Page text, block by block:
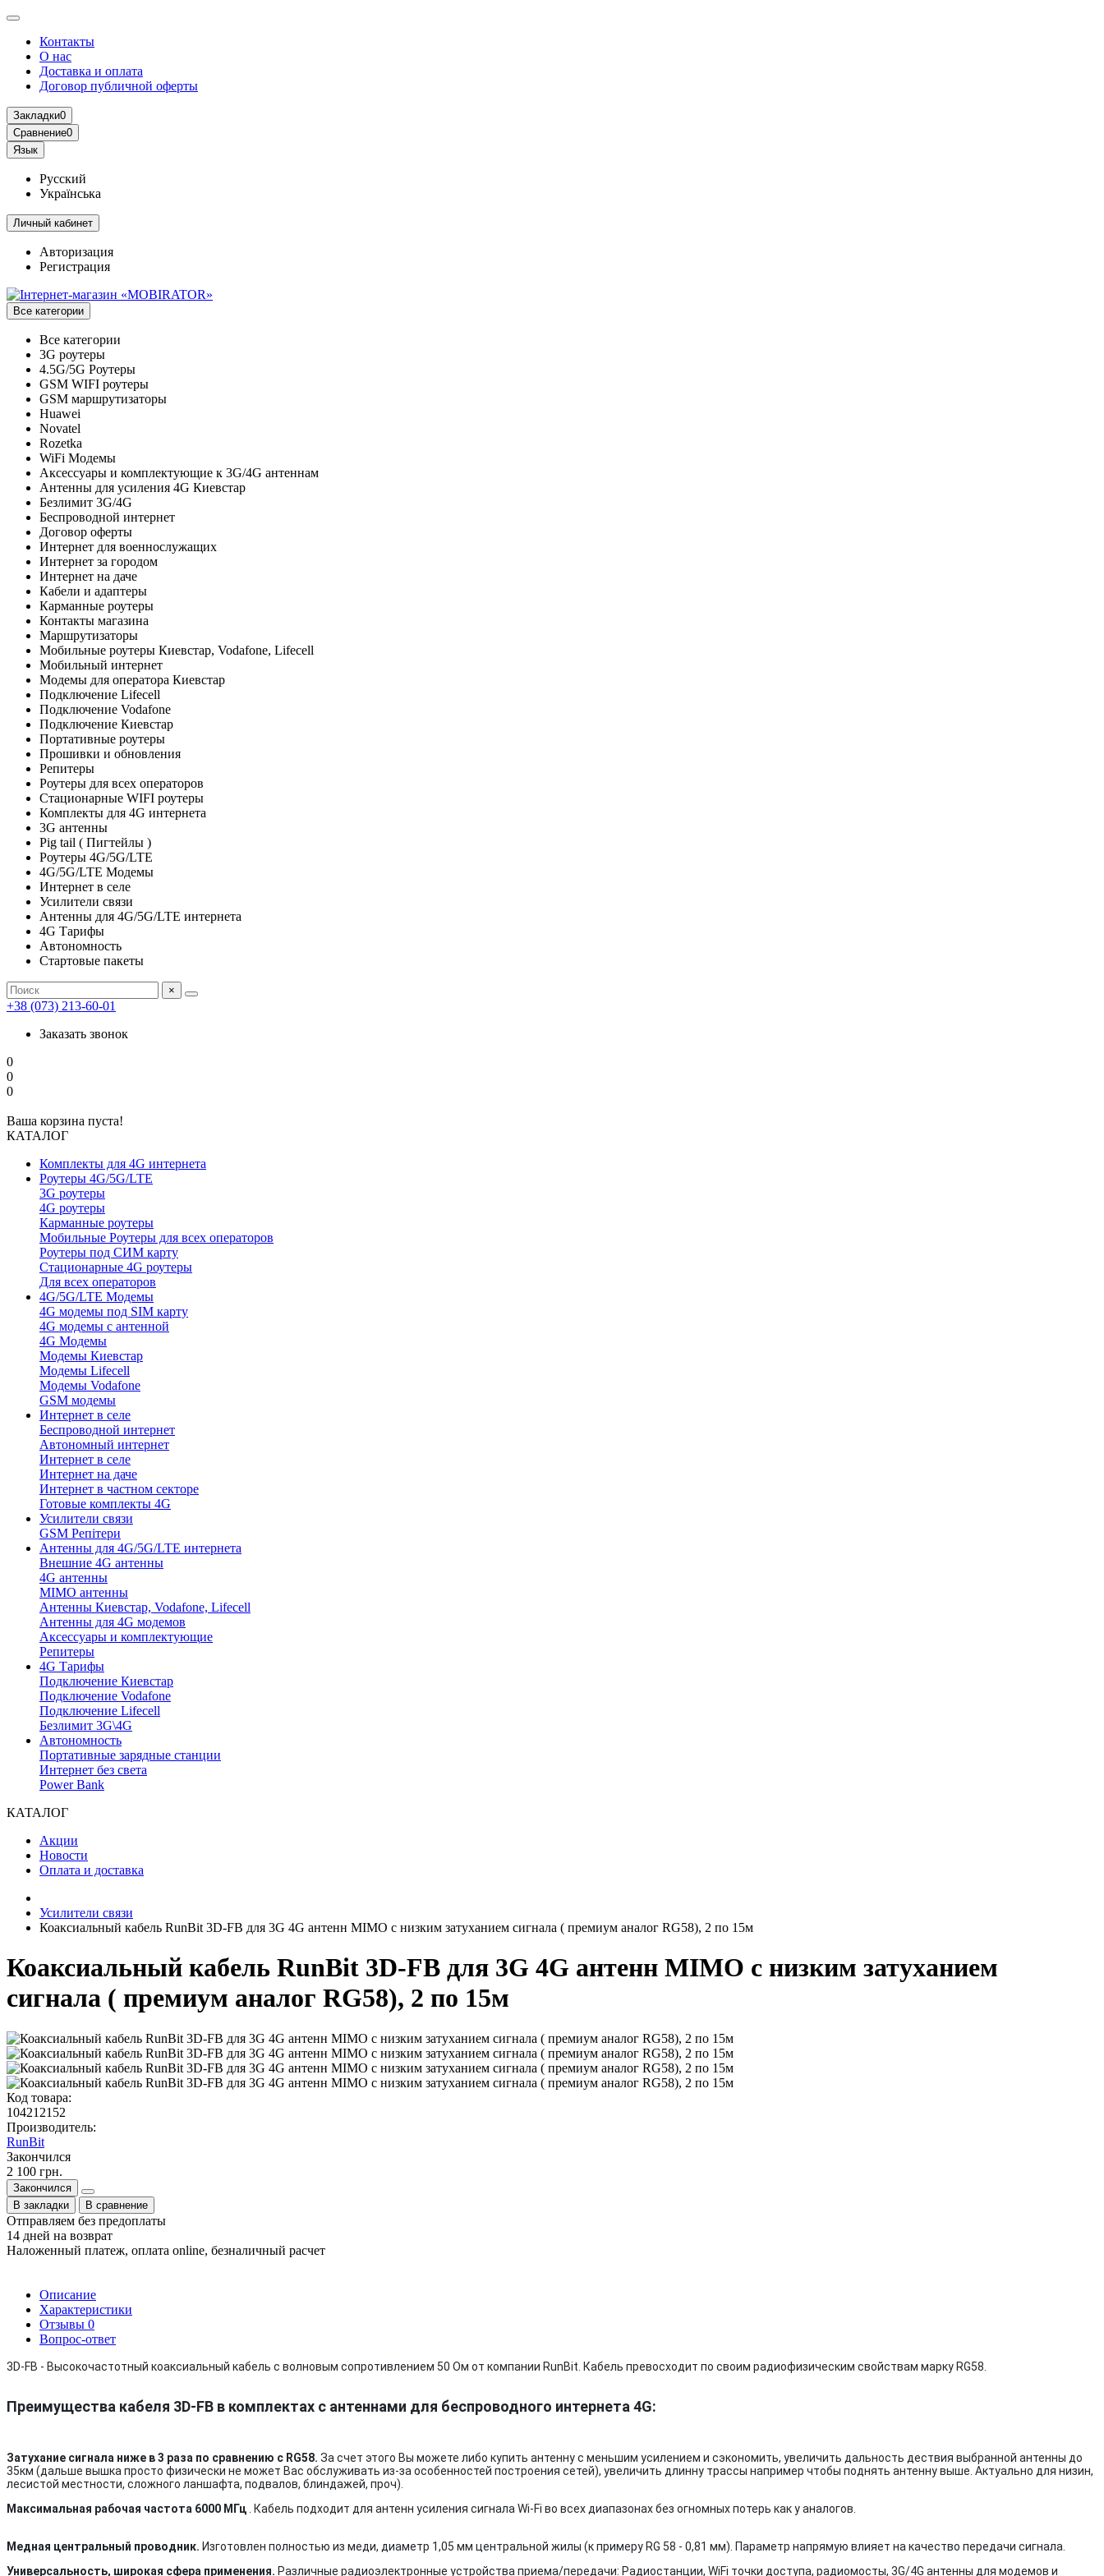
Контакты
О нас
Доставка и оплата
Договор публичной оферты
Закладки0
Сравнение0
Язык
Русский
Українська
Личный кабинет
Авторизация
Регистрация
Все категории
Все категории
3G роутеры
4.5G/5G Роутеры
GSM WIFI роутеры
GSM маршрутизаторы
Huawei
Novatel
Rozetka
WiFi Модемы
Аксессуары и комплектующие к 3G/4G антеннам
Антенны для усиления 4G Киевстар
Безлимит 3G/4G
Беспроводной интернет
Договор оферты
Интернет для военнослужащих
Интернет за городом
Интернет на даче
Кабели и адаптеры
Карманные роутеры
Контакты магазина
Маршрутизаторы
Мобильные роутеры Киевстар, Vodafone, Lifecell
Мобильный интернет
Модемы для оператора Киевстар
Подключение Lifecell
Подключение Vodafone
Подключение Киевстар
Портативные роутеры
Прошивки и обновления
Репитеры
Роутеры для всех операторов
Стационарные WIFI роутеры
Комплекты для 4G интернета
3G антенны
Pig tail ( Пигтейлы )
Роутеры 4G/5G/LTE
4G/5G/LTE Модемы
Интернет в селе
Усилители связи
Антенны для 4G/5G/LTE интернета
4G Тарифы
Автономность
Стартовые пакеты
×
+38 (073) 213-60-01
Заказать звонок
0
0
0
Ваша корзина пуста!
КАТАЛОГ
Комплекты для 4G интернета
Роутеры 4G/5G/LTE
3G роутеры
4G роутеры
Карманные роутеры
Мобильные Роутеры для всех операторов
Роутеры под СИМ карту
Стационарные 4G роутеры
Для всех операторов
4G/5G/LTE Модемы
4G модемы под SIM карту
4G модемы с антенной
4G Модемы
Модемы Киевстар
Модемы Lifecell
Модемы Vodafone
GSM модемы
Интернет в селе
Беспроводной интернет
Автономный интернет
Интернет в селе
Интернет на даче
Интернет в частном секторе
Готовые комплекты 4G
Усилители связи
GSM Репітери
Антенны для 4G/5G/LTE интернета
Внешние 4G антенны
4G антенны
MIMO антенны
Антенны Киевстар, Vodafone, Lifecell
Антенны для 4G модемов
Аксессуары и комплектующие
Репитеры
4G Тарифы
Подключение Киевстар
Подключение Vodafone
Подключение Lifecell
Безлимит 3G\4G
Автономность
Портативные зарядные станции
Интернет без света
Power Bank
КАТАЛОГ
Акции
Новости
Оплата и доставка
Усилители связи
Коаксиальный кабель RunBit 3D-FB для 3G 4G антенн MIMO с низким затуханием сигнала ( премиум аналог RG58), 2 по 15м
Коаксиальный кабель RunBit 3D-FB для 3G 4G антенн MIMO с низким затуханием
сигнала ( премиум аналог RG58), 2 по 15м
Код товара:
104212152
Производитель:
RunBit
Закончился
2 100 грн.
Закончился
В закладки
В сравнение
Отправляем без предоплаты
14 дней на возврат
Наложенный платеж, оплата online, безналичный расчет
Описание
Характеристики
Отзывы 0
Вопрос-ответ
3D-FB - Высокочастотный коаксиальный кабель c волновым сопротивлением 50 Ом от компании RunBit. Кабель превосходит по своим радиофизическим свойствам марку RG58.
Преимущества кабеля 3D-FB в комплектах с антеннами для беспроводного интернета 4G:
Затухание сигнала ниже в 3 раза по сравнению с RG58. За счет этого Вы можете либо купить антенну с меньшим усилением и сэкономить, увеличить дальность дествия выбранной антенны до
35км (дальше вышка просто физически не может Вас обслуживать из-за особенностей построения сетей), увеличить длинну трассы например чтобы поднять антенну выше. Актуально для низин,
лесистой местности, сложного ланшафта, подвалов, блиндажей, проч).
Максимальная рабочая частота 6000 МГц
. Кабель подходит для антенн усиления сигнала Wi-Fi во всех диапазонах без огномных потерь как у аналогов.
Медная центральный проводник. Изготовлен полностью из меди, диаметр 1,05 мм центральной жилы (к примеру RG 58 - 0,81 мм). Параметр напрямую влияет на качество передачи сигнала.
Универсальность, широкая сфера применения. Различные радиоэлектронные устройства приема/передачи: Радиостанции, WiFi точки доступа, радиомосты, 3G/4G антенны для модемов и